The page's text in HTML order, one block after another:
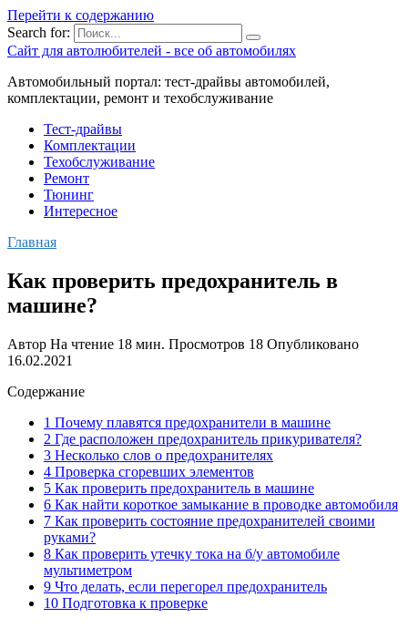
Перейти к содержанию
Search for:
Сайт для автолюбителей - все об автомобилях
Автомобильный портал: тест-драйвы автомобилей,
комплектации, ремонт и техобслуживание
Тест-драйвы
Комплектации
Техобслуживание
Ремонт
Тюнинг
Интересное
Главная
Как проверить предохранитель в
машине?
Автор На чтение 18 мин. Просмотров 18 Опубликовано
16.02.2021
Содержание
1 Почему плавятся предохранители в машине
2 Где расположен предохранитель прикуривателя?
3 Несколько слов о предохранителях
4 Проверка сгоревших элементов
5 Как проверить предохранитель в машине
6 Как найти короткое замыкание в проводке автомобиля
7 Как проверить состояние предохранителей своими
руками?
8 Как проверить утечку тока на б/у автомобиле
мультиметром
9 Что делать, если перегорел предохранитель
10 Подготовка к проверке